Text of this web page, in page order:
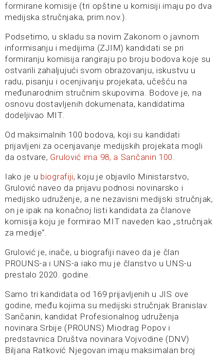
formirane komisije (tri opštine u komisiji imaju po dva
medijska stručnjaka, prim.nov.).
Podsetimo, u skladu sa novim Zakonom o javnom
informisanju i medijima (ZJIM) kandidati se pri
formiranju komisija rangiraju po broju bodova koje su
ostvarili zahaljujući svom obrazovanju, iskustvu u
radu, pisanju i ocenjivanju projekata, učešću na
međunarodnim stručnim skupovima. Bodove je, na
osnovu dostavljenih dokumenata, kandidatima
dodeljivao MIT.
Od maksimalnih 100 bodova, koji su kandidati
prijavljeni za ocenjavanje medijskih projekata mogli
da ostvare, Grulović ima 98, a Sančanin 100.
Iako je u biografiji, koju je objavilo Ministarstvo,
Grulović naveo da prijavu podnosi novinarsko i
medijsko udruženje, a ne nezavisni medijski stručnjak,
on je ipak na konačnoj listi kandidata za članove
komisija koju je formirao MIT naveden kao „stručnjak
za medije“.
Grulović je, inače, u biografiji naveo da je član
PROUNS-a i UNS-a iako mu je članstvo u UNS-u
prestalo 2020. godine.
Samo tri kandidata od 169 prijavljenih u JIS ove
godine, među kojima su medijski stručnjak Branislav
Sančanin, kandidat Profesionalnog udruženja
novinara Srbije (PROUNS) Miodrag Popov i
predstavnica Društva novinara Vojvodine (DNV)
Biljana Ratković Njegovan imaju maksimalan broj